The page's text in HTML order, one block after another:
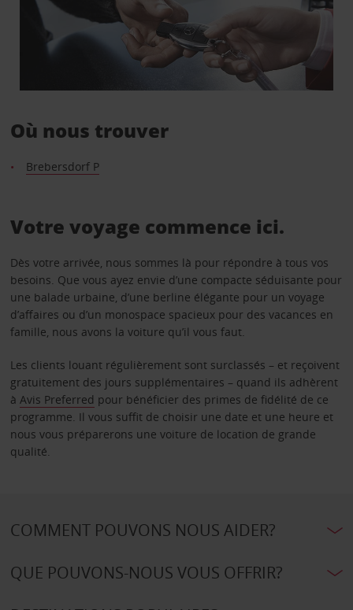
Où nous trouver
Brebersdorf P
Votre voyage commence ici.
Dès votre arrivée, nous sommes là pour répondre à tous vos
besoins. Que vous ayez envie d’une compacte séduisante pour
une balade urbaine, d’une berline élégante pour un voyage
d’affaires ou d’un monospace spacieux pour des vacances en
famille, nous avons la voiture qu’il vous faut.
Les clients louant régulièrement sont surclassés – et reçoivent
gratuitement des jours supplémentaires – quand ils adhèrent
à Avis Preferred pour bénéficier des primes de fidélité de ce
programme. Il vous suffit de choisir une date et une heure et
nous vous préparerons une voiture de location de grande
qualité.
COMMENT POUVONS NOUS AIDER?
QUE POUVONS-NOUS VOUS OFFRIR?